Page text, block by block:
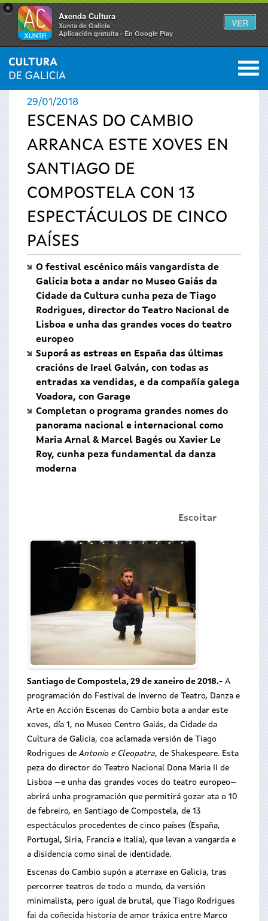
×
Axenda Cultura
Xunta de Galicia
Aplicación gratuíta - En Google Play
VER
Vostede
está
aquí
INICIO › ACTUALIDADE 0
29/01/2018
ESCENAS DO CAMBIO
ARRANCA ESTE XOVES EN
SANTIAGO DE
COMPOSTELA CON 13
ESPECTÁCULOS DE CINCO
PAÍSES
O festival escénico máis vangardista de
Galicia bota a andar no Museo Gaiás da
Cidade da Cultura cunha peza de Tiago
Rodrigues, director do Teatro Nacional de
Lisboa e unha das grandes voces do teatro
europeo
Suporá as estreas en España das últimas
cracións de Irael Galván, con todas as
entradas xa vendidas, e da compañía galega
Voadora, con Garage
Completan o programa grandes nomes do
panorama nacional e internacional como
Maria Arnal & Marcel Bagés ou Xavier Le
Roy, cunha peza fundamental da danza
moderna
Escoitar
Santiago de Compostela, 29 de xaneiro de 2018.- A
programación do Festival de Inverno de Teatro, Danza e
Arte en Acción Escenas do Cambio bota a andar este
xoves, día 1, no Museo Centro Gaiás, da Cidade da
Cultura de Galicia, coa aclamada versión de Tiago
Rodrigues deAntonio e Cleopatra, de Shakespeare. Esta
peza do director do Teatro Nacional Dona Maria II de
Lisboa —e unha das grandes voces do teatro europeo—
abrirá unha programación que permitirá gozar ata o 10
de febreiro, en Santiago de Compostela, de 13
espectáculos procedentes de cinco países (España,
Portugal, Siria, Francia e Italia), que levan a vangarda e
a disidencia como sinal de identidade.
Escenas do Cambio supón a aterraxe en Galicia, tras
percorrer teatros de todo o mundo, da versión
minimalista, pero igual de brutal, que Tiago Rodrigues
fai da coñecida historia de amor tráxica entre Marco